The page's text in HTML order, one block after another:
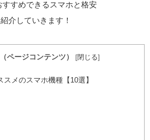
すめできるスマホと格安
介していきます！
ページコンテンツ） [閉じる]
メのスマホ機種【10選】